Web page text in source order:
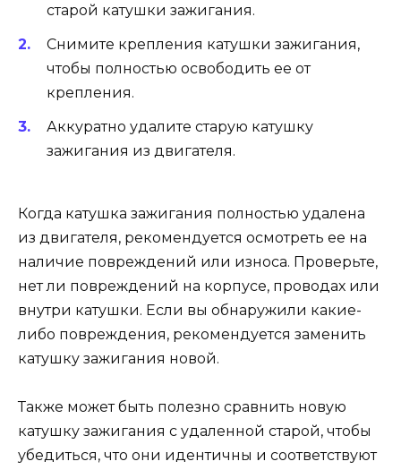
старой катушки зажигания.
Снимите крепления катушки зажигания,
чтобы полностью освободить ее от
крепления.
Аккуратно удалите старую катушку
зажигания из двигателя.
Когда катушка зажигания полностью удалена
из двигателя, рекомендуется осмотреть ее на
наличие повреждений или износа. Проверьте,
нет ли повреждений на корпусе, проводах или
внутри катушки. Если вы обнаружили какие-
либо повреждения, рекомендуется заменить
катушку зажигания новой.
Также может быть полезно сравнить новую
катушку зажигания с удаленной старой, чтобы
убедиться, что они идентичны и соответствуют